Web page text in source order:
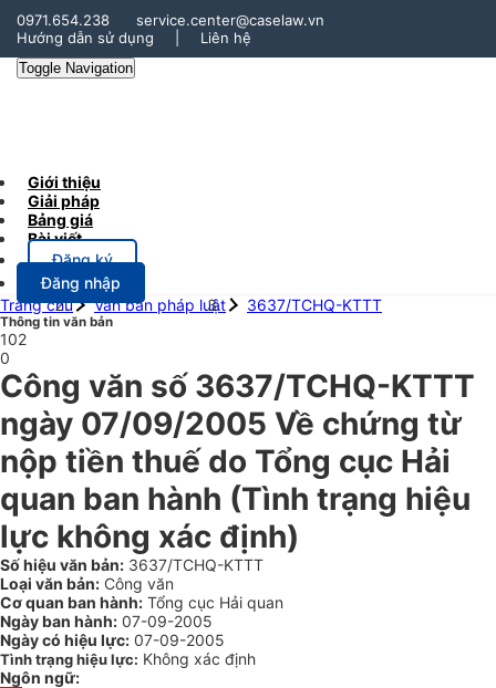
0971.654.238
service.center@caselaw.vn
Hướng dẫn sử dụng
Liên hệ
Toggle Navigation
Giới thiệu
Giải pháp
Bảng giá
Bài viết
Đăng ký
Đăng nhập
Trang chủ
Văn bản pháp luật 3637/TCHQ-KTTT
Thông tin văn bản
102
0
Công văn số 3637/TCHQ-KTTT
ngày 07/09/2005 Về chứng từ
nộp tiền thuế do Tổng cục Hải
quan ban hành (Tình trạng hiệu
lực không xác định)
Số hiệu văn bản: 3637/TCHQ-KTTT
Loại văn bản: Công văn
Cơ quan ban hành: Tổng cục Hải quan
Ngày ban hành: 07-09-2005
Ngày có hiệu lực: 07-09-2005
Tình trạng hiệu lực: Không xác định
Ngôn ngữ: